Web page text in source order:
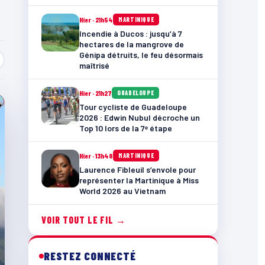
Hier · 21h54 MARTINIQUE
Incendie à Ducos : jusqu’à 7
hectares de la mangrove de
Génipa détruits, le feu désormais
maîtrisé
Hier · 21h27 GUADELOUPE
Tour cycliste de Guadeloupe
2026 : Edwin Nubul décroche un
Top 10 lors de la 7ᵉ étape
Hier · 13h48 MARTINIQUE
Laurence Fibleuil s’envole pour
représenter la Martinique à Miss
World 2026 au Vietnam
VOIR TOUT LE FIL →
RESTEZ CONNECTÉ